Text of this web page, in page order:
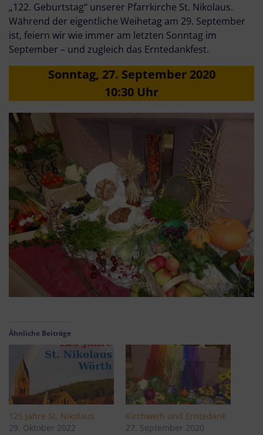
„122. Geburtstag“ unserer Pfarrkirche St. Nikolaus.
Während der eigentliche Weihetag am 29. September
ist, feiern wir wie immer am letzten Sonntag im
September – und zugleich das Erntedankfest.
Sonntag, 27. September 2020
10:30 Uhr
Ähnliche Beiträge
125 Jahre St. Nikolaus
29. Oktober 2022
Kirchweih und Erntedank
27. September 2020